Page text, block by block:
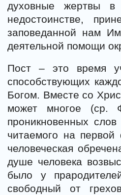
духовные жертвы
недостоинстве,
заповеданной нам
деятельной помощи
Пост – это время
способствующих
Богом. Вместе со
может многое (ср.
проникновенных слов
читаемого на
человеческая
душе человека
было у
свободный от